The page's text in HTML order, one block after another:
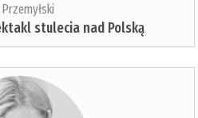
Przemyłski
stulecia nad Polską